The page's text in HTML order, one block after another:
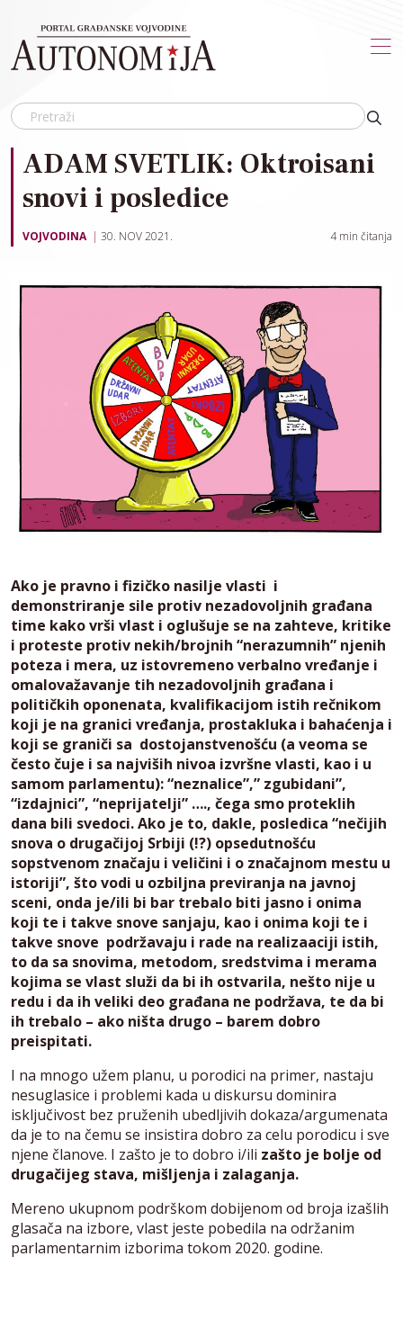
ADAM SVETLIK: Oktroisani
snovi i posledice
VOJVODINA 30. NOV 2021. 4 min čitanja
Ako je pravno i fizičko nasilje vlasti i
demonstriranje sile protiv nezadovoljnih građana
time kako vrši vlast i oglušuje se na zahteve, kritike
i proteste protiv nekih/brojnih “nerazumnih” njenih
poteza i mera, uz istovremeno verbalno vređanje i
omalovažavanje tih nezadovoljnih građana i
političkih oponenata, kvalifikacijom istih rečnikom
koji je na granici vređanja, prostakluka i bahaćenja i
koji se graniči sa dostojanstvenošću (a veoma se
često čuje i sa najviših nivoa izvršne vlasti, kao i u
samom parlamentu): “neznalice”,” zgubidani”,
“izdajnici”, “neprijatelji” …., čega smo proteklih
dana bili svedoci. Ako je to, dakle, posledica “nečijih
snova o drugačijoj Srbiji (!?) opsedutnošću
sopstvenom značaju i veličini i o značajnom mestu u
istoriji”, što vodi u ozbiljna previranja na javnoj
sceni, onda je/ili bi bar trebalo biti jasno i onima
koji te i takve snove sanjaju, kao i onima koji te i
takve snove podržavaju i rade na realizaaciji istih,
to da sa snovima, metodom, sredstvima i merama
kojima se vlast služi da bi ih ostvarila, nešto nije u
redu i da ih veliki deo građana ne podržava, te da bi
ih trebalo – ako ništa drugo – barem dobro
preispitati.
I na mnogo užem planu, u porodici na primer, nastaju
nesuglasice i problemi kada u diskursu dominira
isključivost bez pruženih ubedljivih dokaza/argumenata
da je to na čemu se insistira dobro za celu porodicu i sve
njene članove. I zašto je to dobro i/ili zašto je bolje od
drugačijeg stava, mišljenja i zalaganja.
Mereno ukupnom podrškom dobijenom od broja izašlih
glasača na izbore, vlast jeste pobedila na održanim
parlamentarnim izborima tokom 2020. godine.